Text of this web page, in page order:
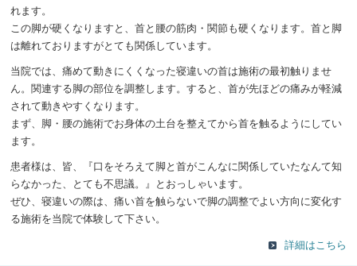
れます。
この脚が硬くなりますと、首と腰の筋肉・関節も硬くなります。首と脚
は離れておりますがとても関係しています。
当院では、痛めて動きにくくなった寝違いの首は施術の最初触りませ
ん。関連する脚の部位を調整します。すると、首が先ほどの痛みが軽減
されて動きやすくなります。
まず、脚・腰の施術でお身体の土台を整えてから首を触るようにしてい
ます。
患者様は、皆、『口をそろえて脚と首がこんなに関係していたなんて知
らなかった、とても不思議。』とおっしゃいます。
ぜひ、寝違いの際は、痛い首を触らないで脚の調整でよい方向に変化す
る施術を当院で体験して下さい。
詳細はこちら